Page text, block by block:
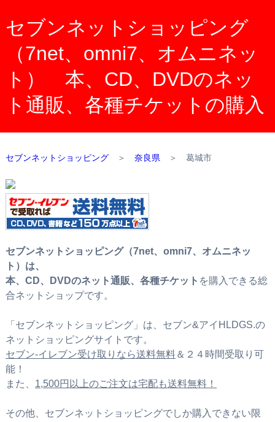
セブンネットショッピング
（7net、omni7、オムニネッ
ト） 本、CD、DVDのネッ
ト通販、各種チケットの購入
セブンネットショッピング＞ 奈良県 ＞ 葛城市
セブンネットショッピング（7net、omni7、オムニネッ
ト）は、
本、CD、DVDのネット通販、各種チケット を購入できる総
合ネットショップです。
「セブンネットショッピング」は、セブン&アイHLDGS.の
ネットショッピングサイトです。
セブン‐イレブン受け取りなら送料無料＆２４時間受取り可
能！
また、 1,500円以上のご注文は宅配も送料無料！
その他、セブンネットショッピングでしか購入できない限